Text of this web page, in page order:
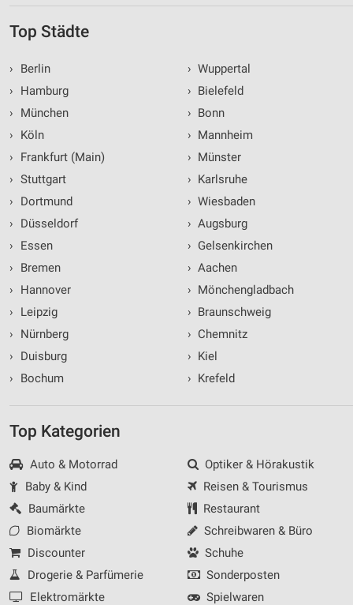
Top Städte
›
Berlin
›
Hamburg
›
München
›
Köln
›
Frankfurt (Main)
› Stuttgart
›
Dortmund
›
Düsseldorf
›
Essen
›
Bremen
›
Hannover
›
Leipzig
›
Nürnberg
›
Duisburg
›
Bochum
› Wuppertal
› Bielefeld
› Bonn
› Mannheim
› Münster
› Karlsruhe
› Wiesbaden
› Augsburg
› Gelsenkirchen
› Aachen
› Mönchengladbach
› Braunschweig
› Chemnitz
› Kiel
› Krefeld
Top Kategorien
Auto & Motorrad
Baby & Kind
Baumärkte
Biomärkte
Discounter
Drogerie & Parfümerie
Elektromärkte
Optiker & Hörakustik
Reisen & Tourismus
Restaurant
Schreibwaren & Büro
Schuhe
Sonderposten
Spielwaren